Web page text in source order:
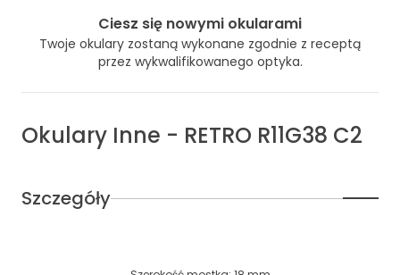
Ciesz się nowymi okularami
Twoje okulary zostaną wykonane zgodnie z receptą
przez wykwalifikowanego optyka.
Okulary Inne - RETRO R11G38 C2
Szczegóły